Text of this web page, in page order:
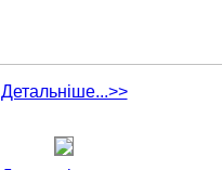
Детальніше...>>